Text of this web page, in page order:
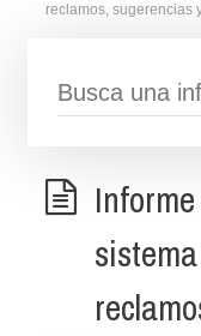
reclamos, sugerencias